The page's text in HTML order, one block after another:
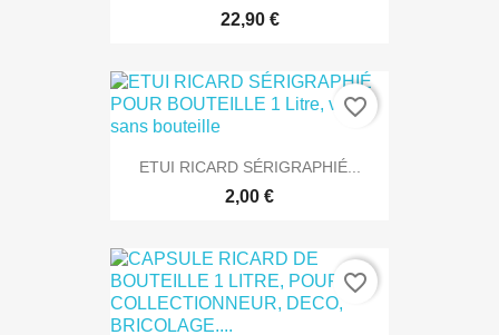
22,90 €
ETUI RICARD SÉRIGRAPHIÉ...
2,00 €
favorite_border
favorite_border